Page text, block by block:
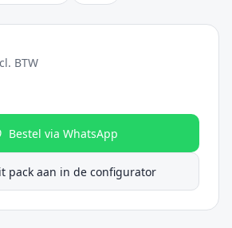
BTW
Bestel via WhatsApp
pack aan in de configurator